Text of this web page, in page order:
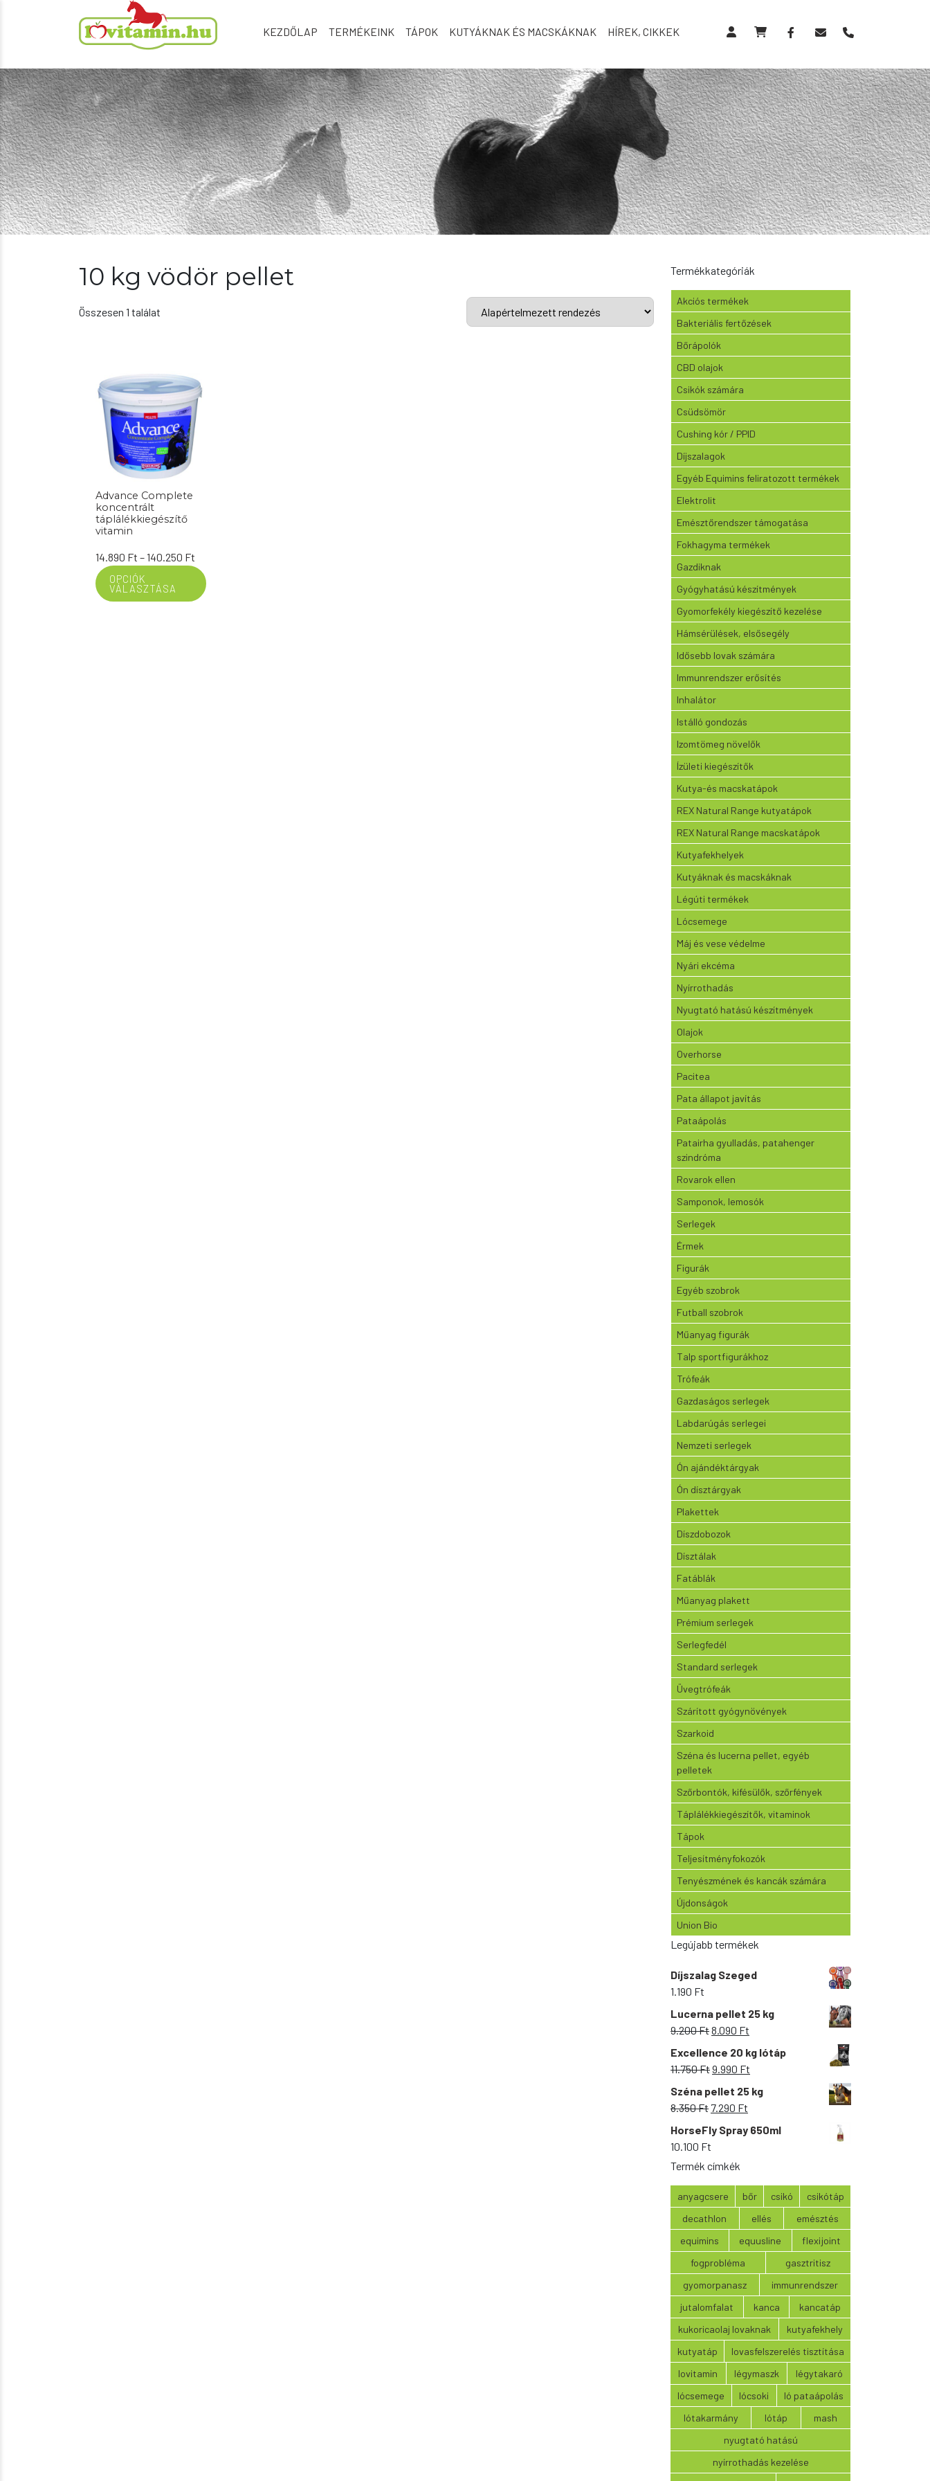
KEZDŐLAP TERMÉKEINK TÁPOK KUTYÁKNAK ÉS MACSKÁKNAK HÍREK, CIKKEK
10 kg vödör pellet
Összesen 1 találat
Advance Complete
koncentrált
táplálékkiegészítő
vitamin
14.890 Ft –140.250 Ft
14.890 Ft
OPCIÓK
VÁLASZTÁSA
Termékkategóriák
Akciós termékek
Bakteriális fertőzések
Bőrápolók
CBD olajok
Csikók számára
Csüdsömör
Cushing kór / PPID
Díjszalagok
Egyéb Equimins feliratozott termékek
Elektrolit
Emésztőrendszer támogatása
Fokhagyma termékek
Gazdiknak
Gyógyhatású készítmények
Gyomorfekély kiegészítő kezelése
Hámsérülések, elsősegély
Idősebb lovak számára
Immunrendszer erősítés
Inhalátor
Istálló gondozás
Izomtömeg növelők
Ízületi kiegészítők
Kutya-és macskatápok
REX Natural Range kutyatápok
REX Natural Range macskatápok
Kutyafekhelyek
Kutyáknak és macskáknak
Légúti termékek
Lócsemege
Máj és vese védelme
Nyári ekcéma
Nyírrothadás
Nyugtató hatású készítmények
Olajok
Overhorse
Pacitea
Pata állapot javítás
Pataápolás
Patairha gyulladás, patahenger
szindróma
Rovarok ellen
Samponok, lemosók
Serlegek
Érmek
Figurák
Egyéb szobrok
Futball szobrok
Műanyag figurák
Talp sportfigurákhoz
Trófeák
Gazdaságos serlegek
Labdarúgás serlegei
Nemzeti serlegek
Ón ajándéktárgyak
Ón dísztárgyak
Plakettek
Díszdobozok
Dísztálak
Fatáblák
Műanyag plakett
Prémium serlegek
Serlegfedél
Standard serlegek
Üvegtrófeák
Szárított gyógynövények
Szarkoid
Széna és lucerna pellet, egyéb
pelletek
Szőrbontók, kifésülők, szőrfények
Táplálékkiegészítők, vitaminok
Tápok
Teljesítményfokozók
Tenyészmének és kancák számára
Újdonságok
Union Bio
Legújabb termékek
Díjszalag Szeged
1.190 Ft
Lucerna pellet 25 kg
9.200FtOriginal
price
was:
9.200 Ft.
8.090 Ft
price
is:
8.090 Ft.
Excellence 20 kg lótáp
11.750FtOriginal
price
was:
11.750 Ft.
9.990 Ft
price
is:
Széna pellet 25 kg
8.350Ft Original
price
was:
7.290 Ft
price
HorseFly Spray 650ml
10.100 Ft
Termék címkék
anyagcsere bőr csikó
csikótáp
decathlon
ellés
emésztés
equimins
equusline
flexijoint
fogprobléma
gasztritisz
gyomorpanasz
immunrendszer
jutalomfalat
kanca
kancatáp
kukoricaolaj lovaknak
kutyafekhely
kutyatáp
lovasfelszerelés tisztítása
lovitamin
légymaszk
légytakaró
lócsemege
lócsoki
ló pataápolás
lótakarmány
lótáp
mash
nyugtató hatású
nyírrothadás kezelése